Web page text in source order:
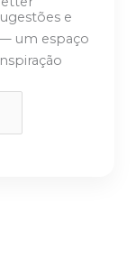
e
um espaço